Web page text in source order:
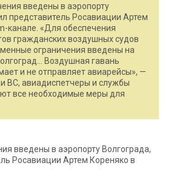
введены в аэропорту
представитель Росавиации Артем
канале. «Для обеспечения
гражданских воздушных судов
ограничения введены на
Воздушная гавань
и не отправляет авиарейсы», —
ВС, авиадиспетчеры и службы
все необходимые меры для
введены в аэропорту Волгограда,
Росавиации Артем Кореняко в